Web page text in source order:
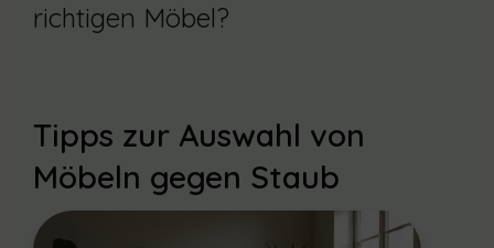
richtigen Möbel?
Tipps zur Auswahl von
Möbeln gegen Staub